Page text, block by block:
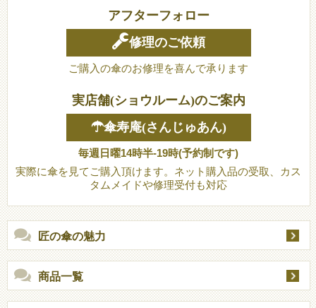
アフターフォロー
修理のご依頼
ご購入の傘のお修理を喜んで承ります
実店舗(ショウルーム)のご案内
☂傘寿庵(さんじゅあん)
毎週日曜14時半-19時(予約制です)
実際に傘を見てご購入頂けます。ネット購入品の受取、カス
タムメイドや修理受付も対応
匠の傘の魅力
商品一覧